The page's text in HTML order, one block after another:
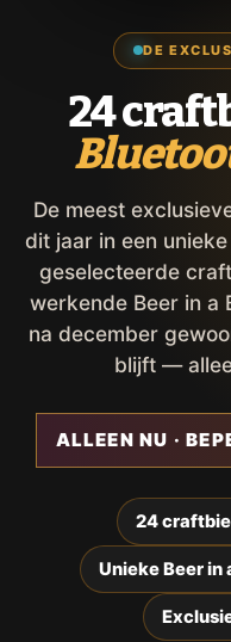
DE
24
De meest
dit jaar in een
geselecteerde
werkende Beer in a
na december
blijft —
ALLEEN NU ·
24
Unieke Beer in